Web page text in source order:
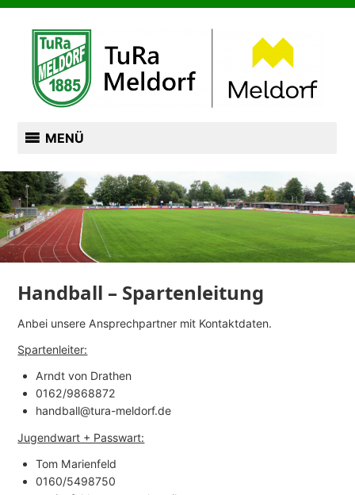
Zum
Inhalt
springen
MENÜ
Handball – Spartenleitung
Anbei unsere Ansprechpartner mit Kontaktdaten.
Spartenleiter:
Arndt von Drathen
0162/9868872
handball@tura-meldorf.de
Jugendwart + Passwart:
Tom Marienfeld
0160/5498750